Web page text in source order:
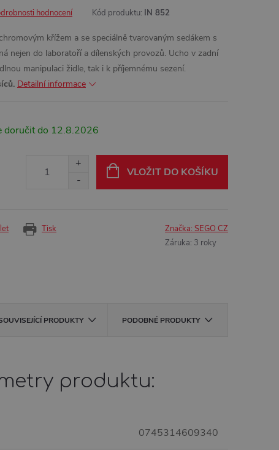
hodnocení Kód produktu: IN 852
křížem a se speciálně tvarovaným sedákem s
nejen do laboratoří a dílenských provozů. Ucho v zadní
manipulaci židle, tak i k příjemnému sezení.
Detailní informace
12.8.2026
VLOŽIT DO KOŠÍKU
Tisk Značka: SEGO CZ
Záruka: 3 roky
PRODUKTY PODOBNÉ PRODUKTY
produktu:
0745314609340